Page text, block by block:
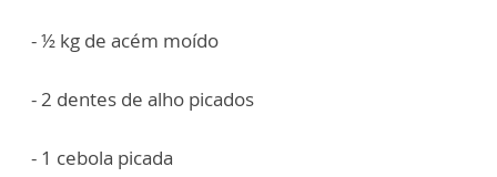
- ½ kg de acém moído
- 2 dentes de alho picados
- 1 cebola picada